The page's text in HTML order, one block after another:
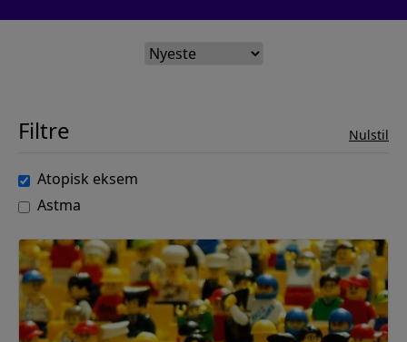
Filtre Nulstil
Atopisk eksem
Astma